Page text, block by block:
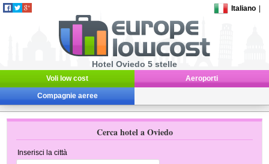
Italiano
Hotel Oviedo 5 stelle
Voli low cost Aeroporti
Compagnie aeree
Cerca hotel a Oviedo
Inserisci la città